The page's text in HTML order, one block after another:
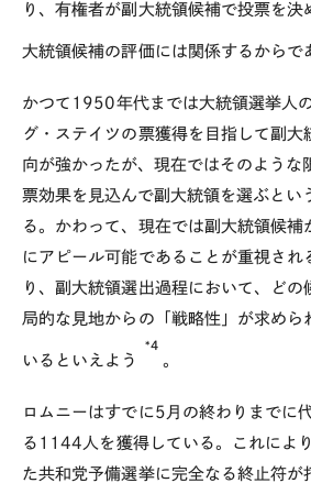
り、有権者が副大統領候補で投票を決
大統領候補の評価には関係するからで
かつて1950年代までは大統領選挙人
グ・ステイツの票獲得を目指して副大
向が強かったが、現在ではそのような
票効果を見込んで副大統領を選ぶとい
る。かわって、現在では副大統領候補
にアピール可能であることが重視され
り、副大統領選出過程において、どの
局的な見地からの「戦略性」が求めら
いるといえよう
*4
。
ロムニーはすでに5月の終わりまでに
る1144人を獲得している。これによ
た共和党予備選挙に完全なる終止符が